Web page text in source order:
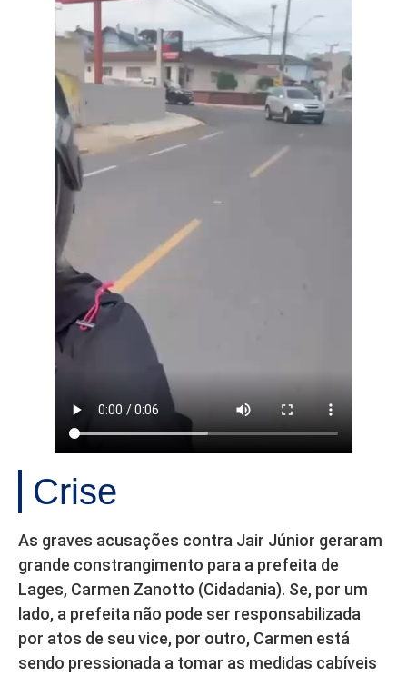
Crise
As graves acusações contra Jair Júnior geraram
grande constrangimento para a prefeita de
Lages, Carmen Zanotto (Cidadania). Se, por um
lado, a prefeita não pode ser responsabilizada
por atos de seu vice, por outro, Carmen está
sendo pressionada a tomar as medidas cabíveis